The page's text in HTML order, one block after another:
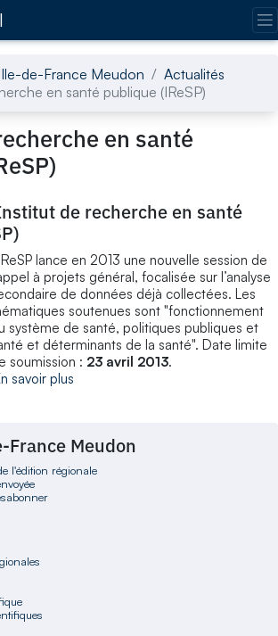
Ile-de-France Meudon
Actualités
en santé publique (IReSP)
en santé
de recherche en santé
lance en 2013 une nouvelle session de
à projets général, focalisée sur l’analyse
de données déjà collectées. Les
soutenues sont "fonctionnement
système de santé, politiques publiques et
et déterminants de la santé". Date limite
soumission : 23 avril 2013.
savoir plus
Meudon
l'édition régionale